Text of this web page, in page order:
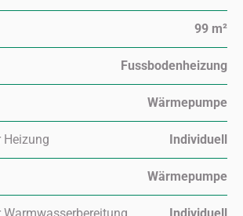
99 m²
Fussbodenheizung
Wärmepumpe
Heizung Individuell
Wärmepumpe